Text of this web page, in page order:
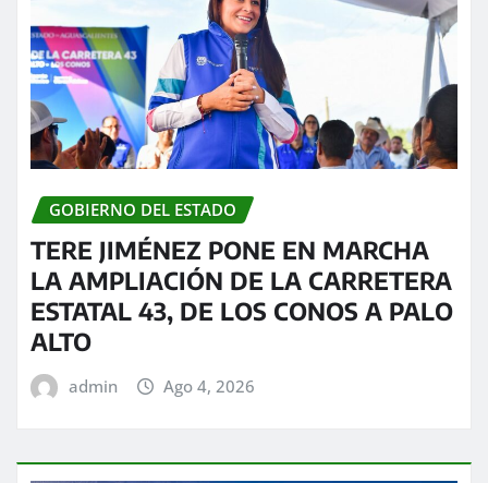
GOBIERNO DEL ESTADO
TERE JIMÉNEZ PONE EN MARCHA
LA AMPLIACIÓN DE LA CARRETERA
ESTATAL 43, DE LOS CONOS A PALO
ALTO
admin Ago 4, 2026